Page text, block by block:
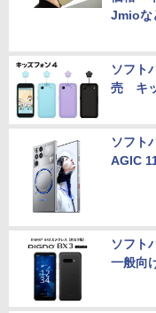
Jmioな
ソフト
売 キッ
ソフト
AGIC
ソフト
一般向